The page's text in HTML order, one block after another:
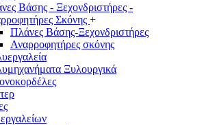
Βάσης - Ξεχονδριστήρες -
Σκόνης +
Πλάνες Βάσης-Ξεχονδριστήρες
Αναρροφητήρες σκόνης
Ξυλουργικά